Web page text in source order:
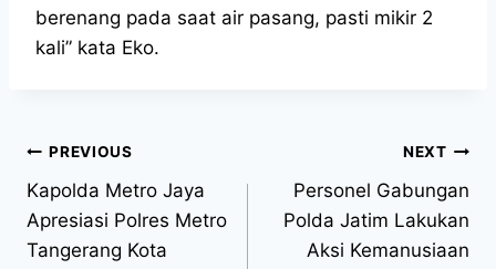
berenang pada saat air pasang, pasti mikir 2
kali” kata Eko.
PREVIOUS
Kapolda Metro Jaya
Apresiasi Polres Metro
Tangerang Kota
NEXT
Personel Gabungan
Polda Jatim Lakukan
Aksi Kemanusiaan